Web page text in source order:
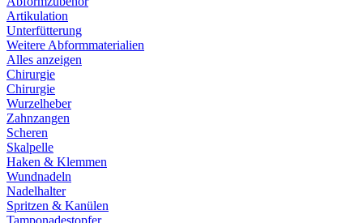
Artikulation
Unterfütterung
Weitere Abformmaterialien
Alles anzeigen
Chirurgie
Chirurgie
Wurzelheber
Zahnzangen
Scheren
Skalpelle
Haken & Klemmen
Wundnadeln
Nadelhalter
Spritzen & Kanülen
Tamponadestopfer